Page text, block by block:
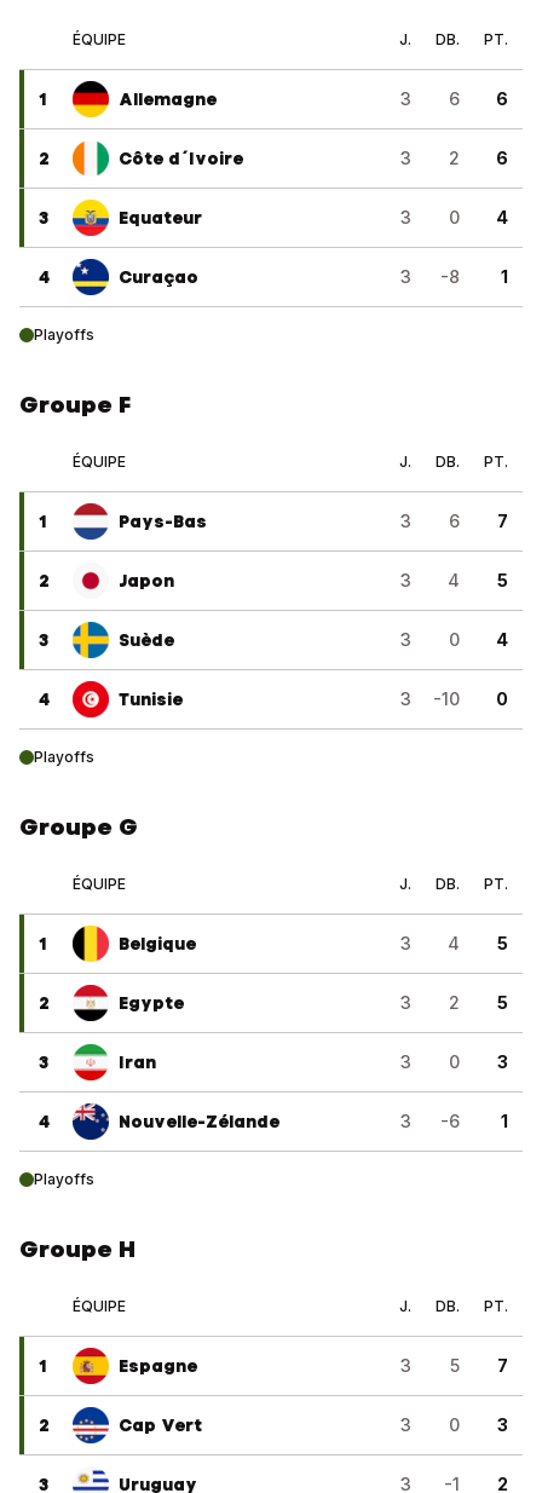
ÉQUIPE J. DB. PT.
1 Allemagne 3 6 6
2 Côte d´Ivoire 3 2 6
3 Equateur 3 0 4
4 Curaçao 3 -8 1
Playoffs
Groupe F
ÉQUIPE J. DB. PT.
1 Pays-Bas 3 6 7
2 Japon 3 4 5
3 Suède 3 0 4
4 Tunisie 3 -10 0
Playoffs
Groupe G
ÉQUIPE J. DB. PT.
1 Belgique 3 4 5
2 Egypte 3 2 5
3 Iran 3 0 3
4 Nouvelle-Zélande 3 -6 1
Playoffs
Groupe H
ÉQUIPE J. DB. PT.
1 Espagne 3 5 7
2 Cap Vert 3 0 3
3 Uruguay 3 -1 2